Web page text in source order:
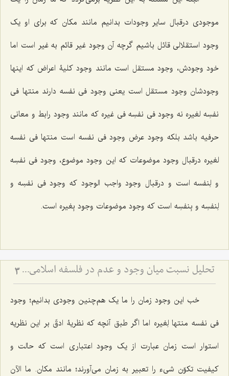
موجودی درقبال سایر وجودات بدانیم مانند مکان که برای او یک
وجود استقلالی قائل باشیم گرچه آن وجود غیر قائم به غیر است اما
خود وجودش، وجود مستقل است مانند وجود کلیۀ اعراض که اینها
وجودشان وجود مستقل است یعنی وجود فی نفسه دارند منتها فی
نفسِه لغیره نه وجودفی نفسِه فی غیره که مانند وجود رابط و معانی
حرفیه باشد بلکه وجود عرض وجود فی نفسه است منتهافی نفسه
لغیره درقبال وجود موضوعات که این وجود موضوع، وجود فی نفسِه
و لِنفسهاست و درقبال وجود واجب الوجود که وجودفی نفسِه و
لِنفسِه و بِنفسِه است که وجود موضوعات وجود بِغیره است.
تحلیل نسبت میان وجود و عدم در فلسفه اسلامی - بررسی امتناع اتصاف واجب الوجود به انحاء عدم 3
خب این وجود زمان را ما یک هم‌چنین وجودی بدانیم؛ وجود
فی نفسه منتها لِغیره اما اگر طبق آنچه که نظریۀ ادقّ بر این نظریه
استوار است زمان عبارت از یک وجود اعتباری است که حالت و
کیفیت تکوّن شیء را تعبیر به زمان می‌آورند؛ مانند مکان. ما الآن